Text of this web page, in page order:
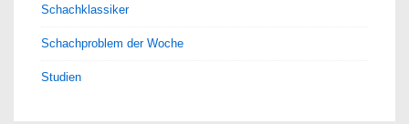
Schachklassiker
Schachproblem der Woche
Studien